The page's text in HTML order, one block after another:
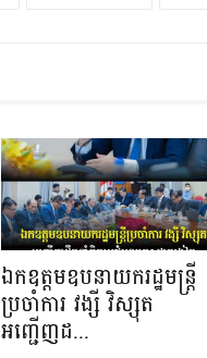
ឯកឧត្តមឧបនាយករដ្ឋមន្រ្តី
ប្រចាំការ វង្សី វិស្សុត
អញ្ជើញដ...